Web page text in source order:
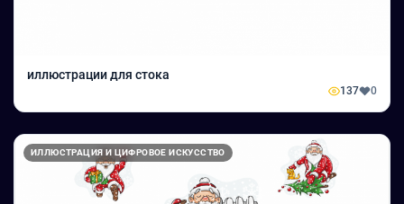
иллюстрации для стока
137 0
ИЛЛЮСТРАЦИЯ И ЦИФРОВОЕ ИСКУССТВО